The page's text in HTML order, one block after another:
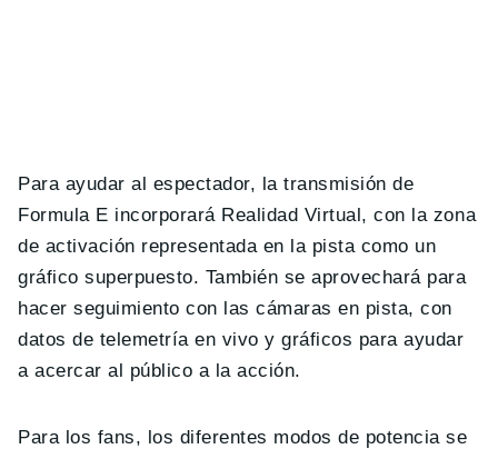
Para ayudar al espectador, la transmisión de
Formula E incorporará Realidad Virtual, con la zona
de activación representada en la pista como un
gráfico superpuesto. También se aprovechará para
hacer seguimiento con las cámaras en pista, con
datos de telemetría en vivo y gráficos para ayudar
a acercar al público a la acción.
Para los fans, los diferentes modos de potencia se